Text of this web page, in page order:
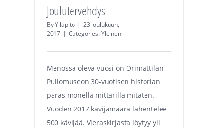
Joulutervehdys
ByYlläpito | 23 joulukuun,
2017 | Categories:Yleinen
Menossa oleva vuosi on Orimattilan
Pullomuseon 30-vuotisen historian
paras monella mittarilla mitaten.
Vuoden 2017 kävijämäärä lähentelee
500 kävijää. Vieraskirjasta löytyy yli